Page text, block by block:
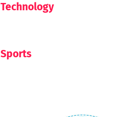
Technology
Sports